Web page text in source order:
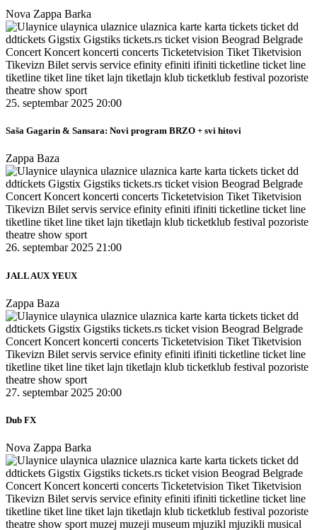
Nova Zappa Barka
25. septembar 2025 20:00
Saša Gagarin & Sansara: Novi program BRZO + svi hitovi
Zappa Baza
26. septembar 2025 21:00
JALL AUX YEUX
Zappa Baza
27. septembar 2025 20:00
Dub FX
Nova Zappa Barka